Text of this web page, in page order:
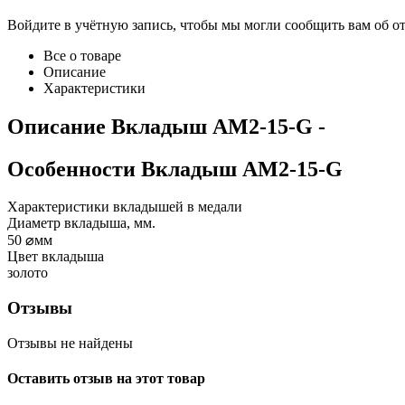
Войдите в учётную запись, чтобы мы могли сообщить вам об
Все о товаре
Описание
Характеристики
Описание Вкладыш AM2-15-G -
Особенности Вкладыш AM2-15-G
Характеристики вкладышей в медали
Диаметр вкладыша, мм.
50 ⌀мм
Цвет вкладыша
золото
Отзывы
Отзывы не найдены
Оставить отзыв на этот товар